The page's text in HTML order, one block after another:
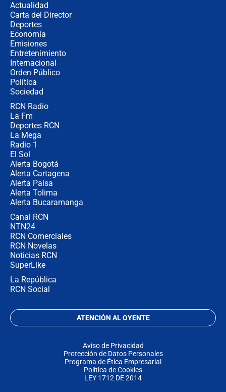
Actualidad
Carta del Director
Deportes
Economía
Emisiones
Entretenimiento
Internacional
Orden Público
Política
Sociedad
RCN Radio
La Fm
Deportes RCN
La Mega
Radio 1
El Sol
Alerta Bogotá
Alerta Cartagena
Alerta Paisa
Alerta Tolima
Alerta Bucaramanga
Canal RCN
NTN24
RCN Comerciales
RCN Novelas
Noticias RCN
SuperLike
La República
RCN Social
ATENCIÓN AL OYENTE
Aviso de Privacidad
Protección de Datos Personales
Programa de Ética Empresarial
Política de Cookies
LEY 1712 DE 2014